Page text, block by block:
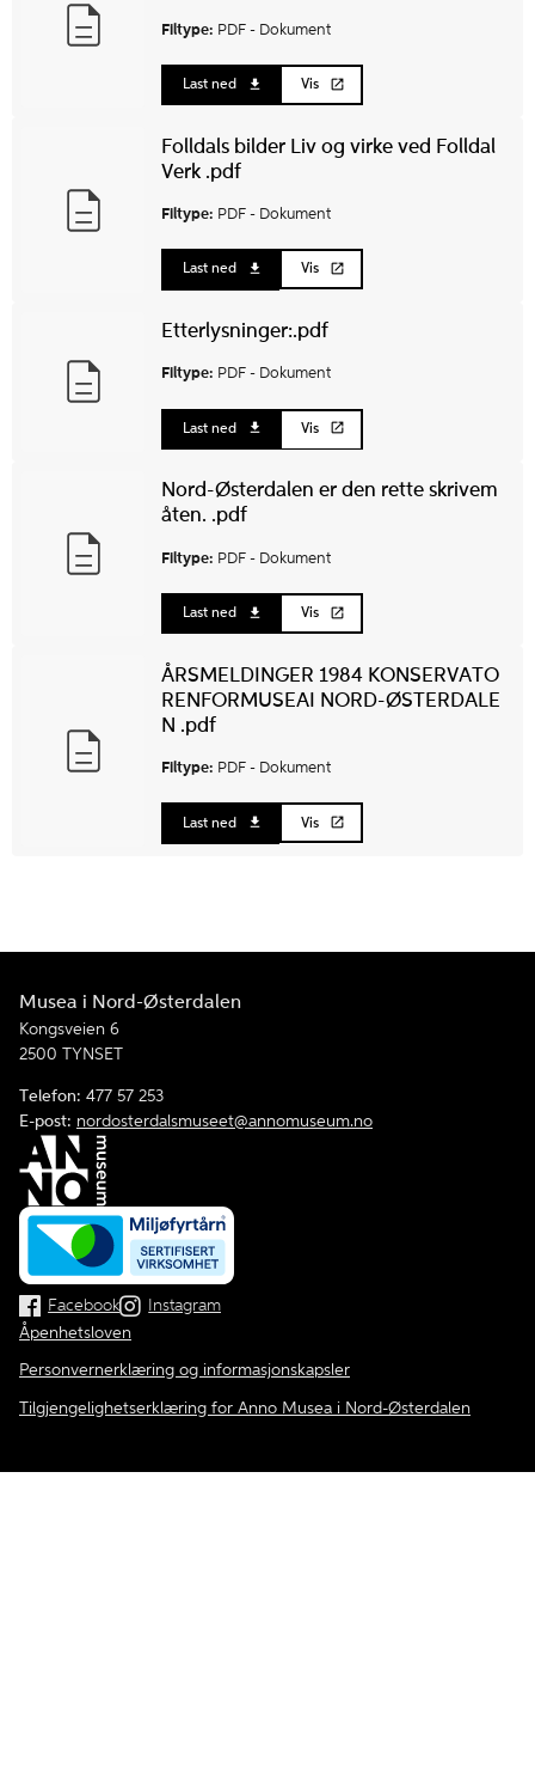
Filtype: PDF - Dokument
Last ned Vis
Folldals bilder Liv og virke ved Folldal
Verk .pdf
Filtype: PDF - Dokument
Last ned Vis
Etterlysninger:.pdf
Filtype: PDF - Dokument
Last ned Vis
Nord-Østerdalen er den rette skrivem
åten. .pdf
Filtype: PDF - Dokument
Last ned Vis
ÅRSMELDINGER 1984 KONSERVATO
RENFORMUSEAI NORD-ØSTERDALE
N .pdf
Filtype: PDF - Dokument
Last ned Vis
Musea i Nord-Østerdalen
Kongsveien 6
2500 TYNSET
Telefon: 477 57 253
E-post: nordosterdalsmuseet@annomuseum.no
Facebook
Instagram
Åpenhetsloven
Personvernerklæring og informasjonskapsler
Tilgjengelighetserklæring for Anno Musea i Nord-Østerdalen